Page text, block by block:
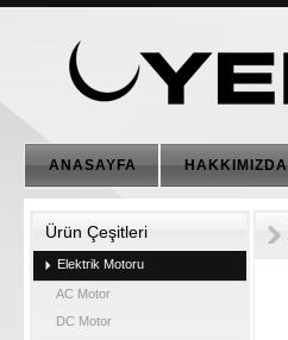
ANASAYFA HAKKIMIZDA
Ürün Çeşitleri
Elektrik Motoru
AC Motor
DC Motor